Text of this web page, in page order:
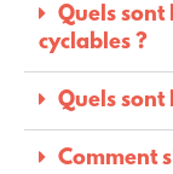
Quels
cyclables ?
Quels sont
Comment